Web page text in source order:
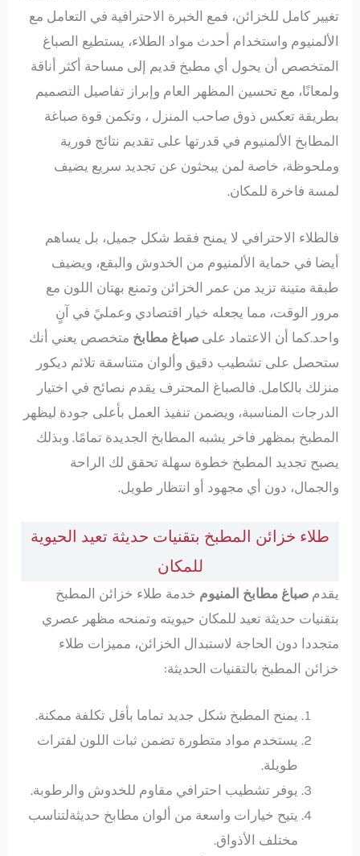
تغيير كامل للخزائن، فمع الخبرة الاحترافية في التعامل مع
الألمنيوم واستخدام أحدث مواد الطلاء، يستطيع الصباغ
المتخصص أن يحول أي مطبخ قديم إلى مساحة أكثر أناقة
ولمعانًا، مع تحسين المظهر العام وإبراز تفاصيل التصميم
بطريقة تعكس ذوق صاحب المنزل ، وتكمن قوة صباغة
المطابخ الألمنيوم في قدرتها على تقديم نتائج فورية
وملحوظة، خاصة لمن يبحثون عن تجديد سريع يضيف
لمسة فاخرة للمكان.
فالطلاء الاحترافي لا يمنح فقط شكل جميل، بل يساهم
أيضا في حماية الألمنيوم من الخدوش والبقع، ويضيف
طبقة متينة تزيد من عمر الخزائن وتمنع بهتان اللون مع
مرور الوقت، مما يجعله خيار اقتصادي وعمليً في آنٍ
واحد.كما أن الاعتماد على صباغ مطابخ متخصص يعني أنك
ستحصل على تشطيب دقيق وألوان متناسقة تلائم ديكور
منزلك بالكامل. فالصباغ المحترف يقدم نصائح في اختيار
الدرجات المناسبة، ويضمن تنفيذ العمل بأعلى جودة ليظهر
المطبخ بمظهر فاخر يشبه المطابخ الجديدة تمامًا. وبذلك
يصبح تجديد المطبخ خطوة سهلة تحقق لك الراحة
والجمال، دون أي مجهود أو انتظار طويل.
طلاء خزائن المطبخ بتقنيات حديثة تعيد الحيوية
للمكان
يقدمصباغ مطابخ المنيوم خدمة طلاء خزائن المطبخ
بتقنيات حديثة تعيد للمكان حيويته وتمنحه مظهر عصري
متجددا دون الحاجة لاستبدال الخزائن، مميزات طلاء
خزائن المطبخ بالتقنيات الحديثة:
يمنح المطبخ شكل جديد تماما بأقل تكلفة ممكنة.
يستخدم مواد متطورة تضمن ثبات اللون لفترات
طويلة.
يوفر تشطيب احترافي مقاوم للخدوش والرطوبة.
يتيح خيارات واسعة من ألوان مطابخ حديثةلتناسب
مختلف الأذواق.